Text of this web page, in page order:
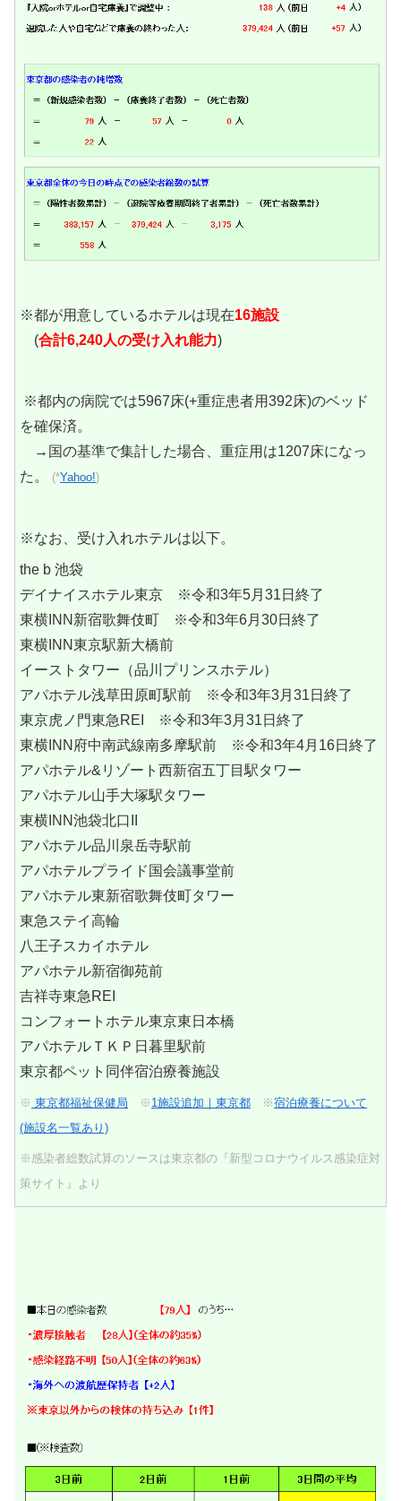
※都が用意しているホテルは現在16施設
(合計6,240人の受け入れ能力)
※都内の病院では5967床(+重症患者用392床)のベッド
を確保済。
→国の基準で集計した場合、重症用は1207床になっ
た。
(*Yahoo!)
※なお、受け入れホテルは以下。
the b 池袋
デイナイスホテル東京 ※令和3年5月31日終了
東横INN新宿歌舞伎町 ※令和3年6月30日終了
東横INN東京駅新大橋前
イーストタワー（品川プリンスホテル）
アパホテル浅草田原町駅前 ※令和3年3月31日終了
東京虎ノ門東急REI ※令和3年3月31日終了
東横INN府中南武線南多摩駅前 ※令和3年4月16日終了
アパホテル&リゾート西新宿五丁目駅タワー
アパホテル山手大塚駅タワー
東横INN池袋北口II
アパホテル品川泉岳寺駅前
アパホテルプライド国会議事堂前
アパホテル東新宿歌舞伎町タワー
東急ステイ高輪
八王子スカイホテル
アパホテル新宿御苑前
吉祥寺東急REI
コンフォートホテル東京東日本橋
アパホテルＴＫＰ日暮里駅前
東京都ペット同伴宿泊療養施設
※ 東京都福祉保健局 ※ 1施設追加｜東京都 ※宿泊療養について
(施設名一覧あり)
※感染者総数試算のソースは東京都の『新型コロナウイルス感染症対
策サイト』より